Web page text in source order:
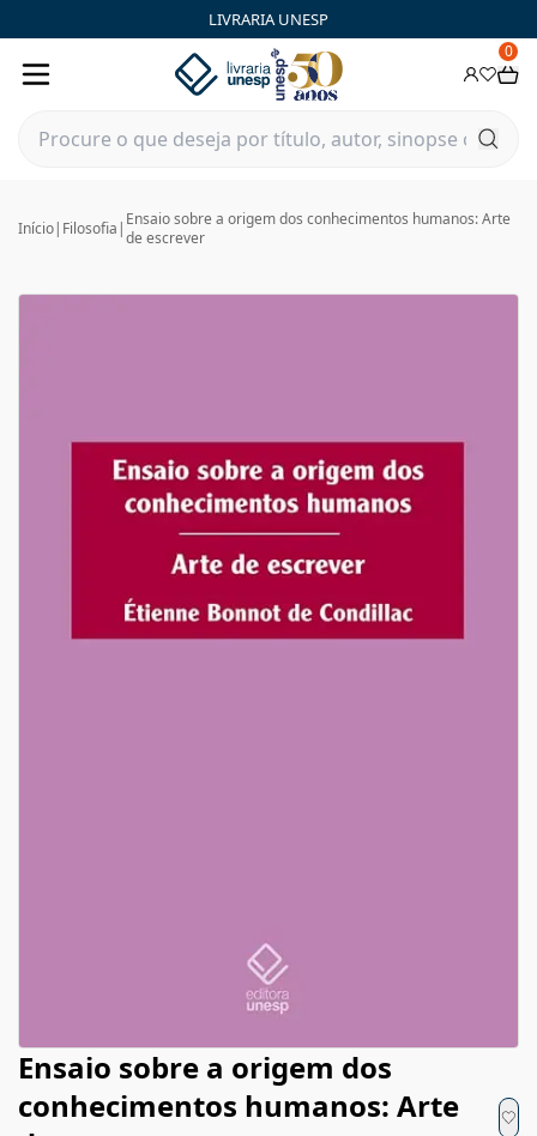
LIVRARIA UNESP
0
Início| Filosofia | Ensaio sobre a origem dos conhecimentos humanos: Arte
de escrever
Ensaio sobre a origem dos
conhecimentos humanos: Arte